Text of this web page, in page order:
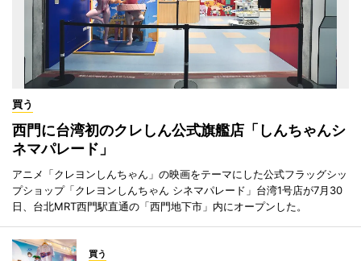
買う
西門に台湾初のクレしん公式旗艦店「しんちゃんシ
ネマパレード」
アニメ「クレヨンしんちゃん」の映画をテーマにした公式フラッグシッ
プショップ「クレヨンしんちゃん シネマパレード」台湾1号店が7月30
日、台北MRT西門駅直通の「西門地下市」内にオープンした。
買う